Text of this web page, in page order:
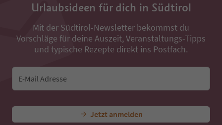
Urlaubsideen für dich in Südtirol
Mit der Südtirol-Newsletter bekommst du
Vorschläge für deine Auszeit, Veranstaltungs-Tipps
und typische Rezepte direkt ins Postfach.
E-Mail Adresse
Jetzt anmelden